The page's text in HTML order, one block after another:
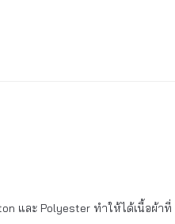
และ Polyester ทำให้ได้เนื้อผ้าที่